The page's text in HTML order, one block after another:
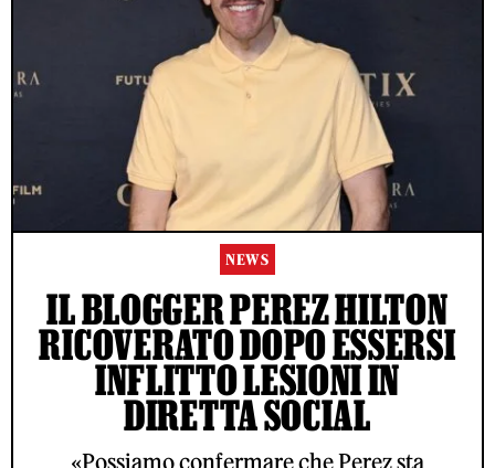
NEWS
IL BLOGGER PEREZ HILTON
RICOVERATO DOPO ESSERSI
INFLITTO LESIONI IN
DIRETTA SOCIAL
«Possiamo confermare che Perez sta